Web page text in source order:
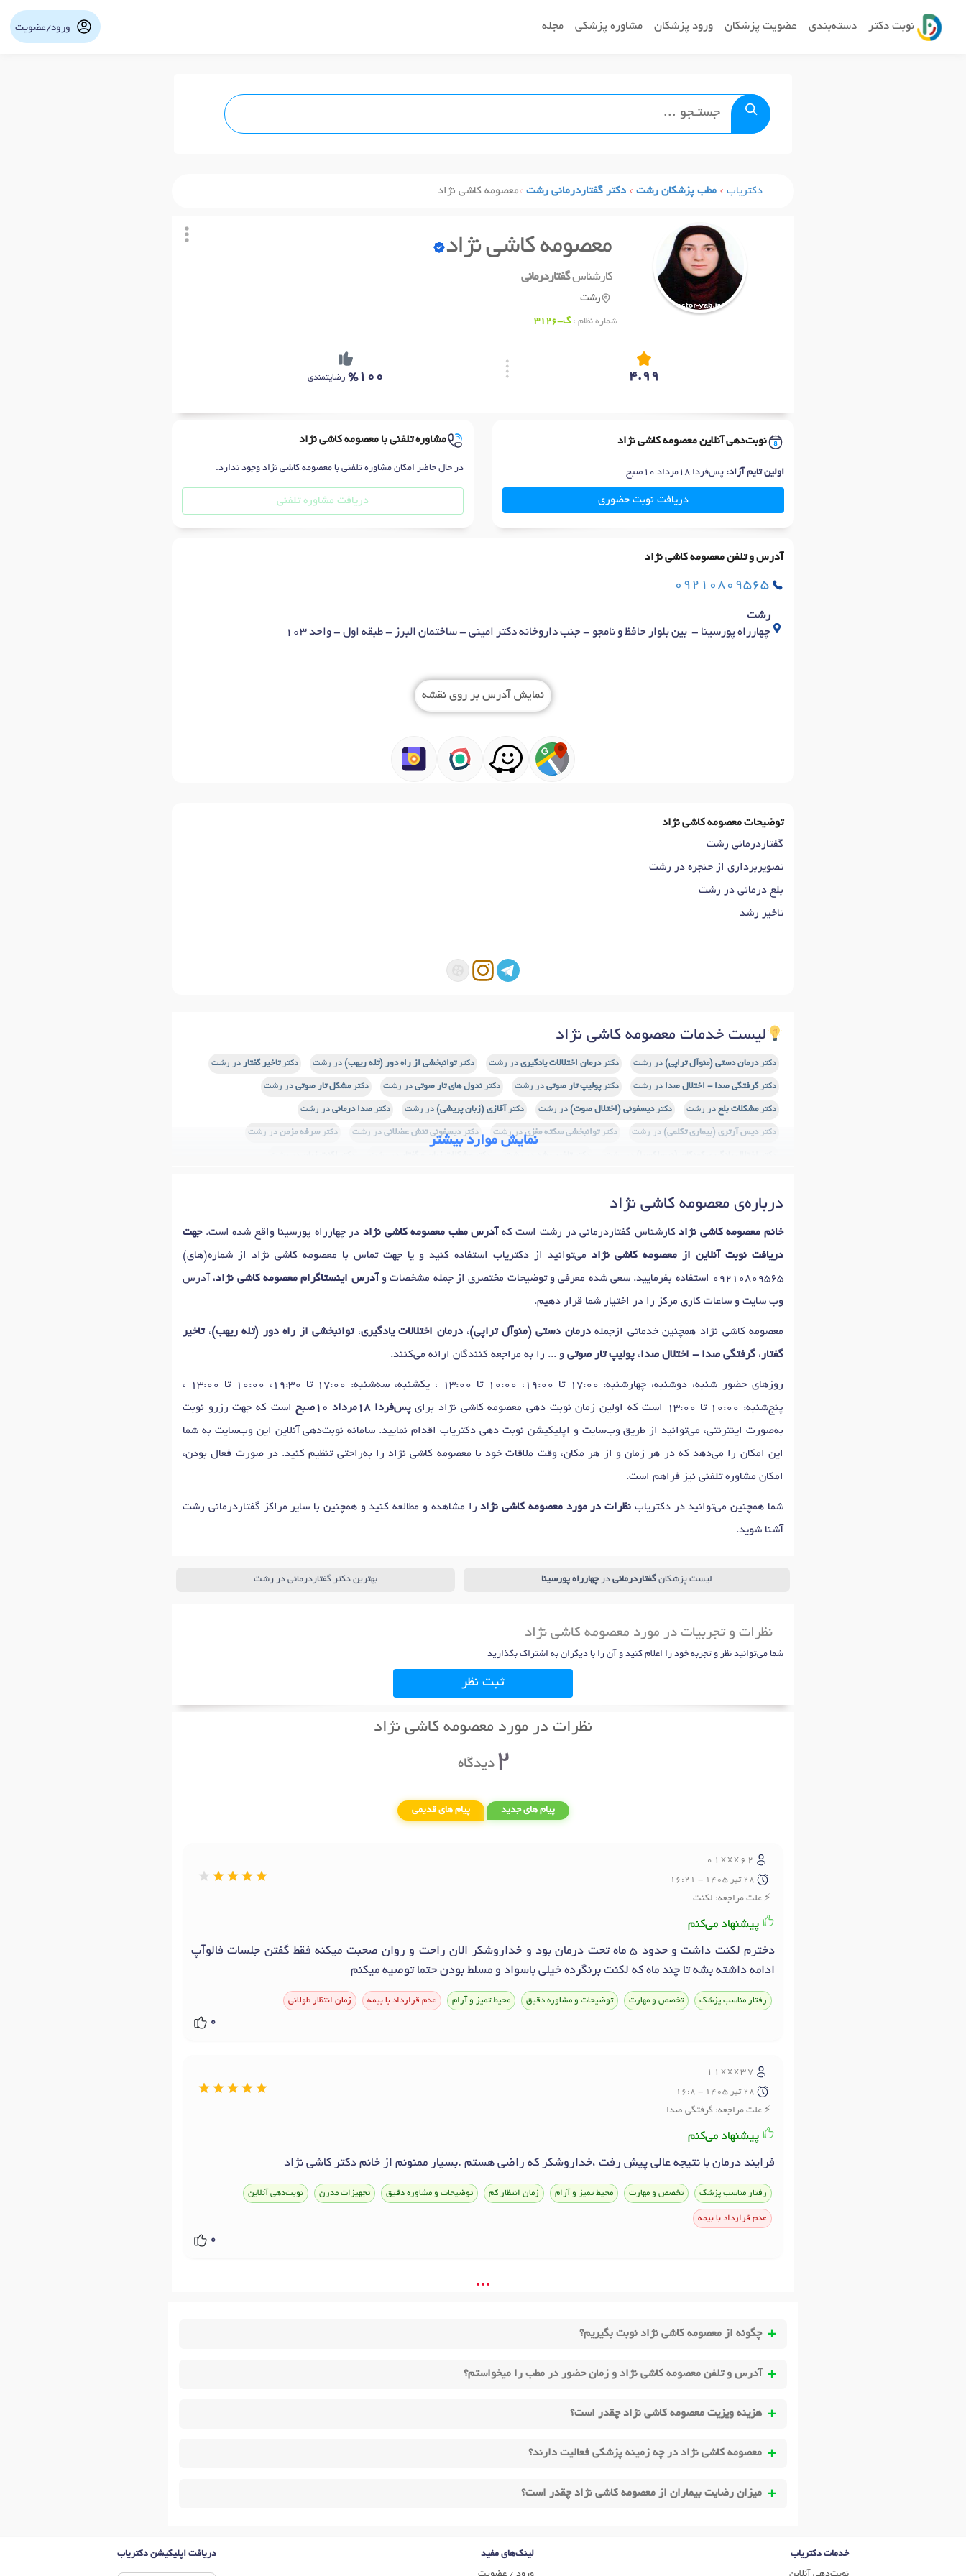
نوبت دکتر دسته‌بندی عضویت پزشکان ورود پزشکان مشاوره پزشکی مجله ورود/عضویت
دکتریاب مطب پزشکان رشت دکتر گفتاردرمانی رشت معصومه کاشی نژاد
معصومه کاشی نژاد
کارشناسگفتاردرمانی
رشت
شماره نظام :گ-3126
4.99
%100 رضایتمندی
نوبت‌دهی آنلاین معصومه کاشی نژاد
اولین تایم آزاد: پس‌فردا 18مرداد 10صبح
دریافت نوبت حضوری
مشاوره تلفنی با معصومه کاشی نژاد
در حال حاضر امکان مشاوره تلفنی با معصومه کاشی نژاد وجود ندارد.
دریافت مشاوره تلفنی
آدرس و تلفن معصومه کاشی نژاد
09210809565
رشت
چهارراه پورسینا - بین بلوار حافظ و نامجو - جنب داروخانه دکتر امینی - ساختمان البرز - طبقه اول - واحد 103
نمایش آدرس بر روی نقشه
توضیحات معصومه کاشی نژاد
گفتاردرمانی رشت
تصویربرداری از حنجره در رشت
بلع درمانی در رشت
تاخیر رشد
لیست خدمات معصومه کاشی نژاد
دکتردرمان دستی (منوآل تراپی) در رشت دکتردرمان اختلالات یادگیری در رشت دکترتوانبخشی از راه دور (تله ریهب) در رشت دکترتاخیر گفتار در رشت
دکترگرفتگی صدا - اختلال صدا در رشت دکترپولیپ تار صوتی در رشت دکتر ندول های تار صوتی در رشت دکترمشکل تار صوتی در رشت
دکترمشکلات بلع در رشت دکتردیسفونی (اختلال صوت) در رشت دکتر آفازی (زبان پریشی) در رشت دکتر صدا درمانی در رشت
دکتردیس آرتری (بیماری تکلمی) در رشت دکترتوانبخشی سکته مغزیدر رشت دکتردیسفونی تنش عضلانی در رشت دکترسرفه مزمن در رشت
دکترتصحیح گفتاردر رشت دکتر اختلال شنوایی
نمایش موارد بیشتر
درباره‌ی معصومه کاشی نژاد
خانم معصومه کاشی نژادکارشناس گفتاردرمانی در رشت است که آدرس مطب معصومه کاشی نژاد در چهارراه پورسینا واقع شده است.جهت
دریافت نوبت آنلاین از معصومه کاشی نژاد می‌توانید از دکتریاب استفاده کنید و یا جهت تماس با معصومه کاشی نژاد از شماره(های)
09210809565 استفاده بفرمایید. سعی شده معرفی و توضیحات مختصری از جمله مشخصات و آدرس اینستاگرام معصومه کاشی نژاد، آدرس
وب سایت و ساعات کاری مرکز را در اختیار شما قرار دهیم.
معصومه کاشی نژاد همچنین خدماتی ازجملهدرمان دستی (منوآل تراپی)،درمان اختلالات یادگیری،توانبخشی از راه دور (تله ریهب)،تاخیر
گفتار ، گرفتگی صدا - اختلال صدا، پولیپ تار صوتی و ... را به مراجعه کنندگان ارائه می‌کنند.
روزهای حضور شنبه، دوشنبه، چهارشنبه: 17:00 تا 19:00، 10:00 تا 13:00 ، یکشنبه، سه‌شنبه: 17:00 تا 19:30، 10:00 تا 13:00 ،
پنج‌شنبه: 10:00 تا 13:00 است که اولین زمان نوبت دهی معصومه کاشی نژاد برای
پس‌فردا 18مرداد 10صبح
است که جهت رزرو نوبت
به‌صورت اینترنتی، می‌توانید از طریق وب‌سایت و اپلیکیشن نوبت دهی دکتریاب اقدام نمایید. سامانه نوبت‌دهی آنلاین این وب‌سایت به شما
این امکان را می‌دهد که در هر زمان و از هر مکان، وقت ملاقات خود با معصومه کاشی نژاد را به‌راحتی تنظیم کنید. در صورت فعال بودن،
امکان مشاوره تلفنی نیز فراهم است.
شما همچنین می‌توانید در دکتریاب نظرات در مورد معصومه کاشی نژادرا مشاهده و مطالعه کنید و همچنین با سایر مراکز گفتاردرمانی رشت
آشنا شوید.
لیست پزشکان گفتاردرمانی درچهارراه پورسینا بهترین دکتر گفتاردرمانی در رشت
نظرات و تجربیات در مورد معصومه کاشی نژاد
شما می‌توانید نظر و تجربه خود را اعلام کنید و آن را با دیگران به اشتراک بگذارید
ثبت نظر
نظرات در مورد معصومه کاشی نژاد
2دیدگاه
پیام های جدید پیام های قدیمی
01xxx62
28 تير 1405 - 16:21
علت مراجعه: لکنت
پیشنهاد می‌کنم
دخترم لکنت داشت و حدود 5 ماه تحت درمان بود و خداروشکر الان راحت و روان صحبت میکنه فقط گفتن جلسات فالوآپ
ادامه داشته بشه تا چند ماه که لکنت برنگرده خیلی باسواد و مسلط بودن حتما توصیه میکنم
رفتار مناسب پزشک تخصص و مهارت توضیحات و مشاوره دقیق محیط تمیز و آرام عدم قرارداد با بیمه زمان انتظار طولانی
0
11xxx37
28 تير 1405 - 16:8
علت مراجعه: گرفتگی صدا
پیشنهاد می‌کنم
فرایند درمان با نتیجه عالی پیش رفت ،خداروشکر که راضی هستم .بسیار ممنونم از خانم دکتر کاشی نژاد
رفتار مناسب پزشک تخصص و مهارت محیط تمیز و آرام زمان انتظار کم توضیحات و مشاوره دقیق تجهیزات مدرن نوبت‌دهی آنلاین
عدم قرارداد با بیمه
0
• • •
چگونه از معصومه کاشی نژاد نوبت بگیریم؟
آدرس و تلفن معصومه کاشی نژاد و زمان حضور در مطب را میخواستم؟
هزینه ویزیت معصومه کاشی نژاد چقدر است؟
معصومه کاشی نژاد در چه زمینه پزشکی فعالیت دارند؟
میزان رضایت بیماران از معصومه کاشی نژاد چقدر است؟
خدمات دکتریاب
لینک‌های مفید
دریافت اپلیکیشن دکتریاب